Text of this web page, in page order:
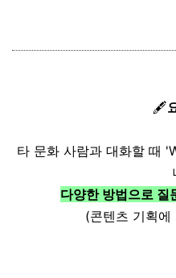
🖋️
타 문화 사람과 대화할 때
다양한 방법으로 질
(콘텐츠 기획에